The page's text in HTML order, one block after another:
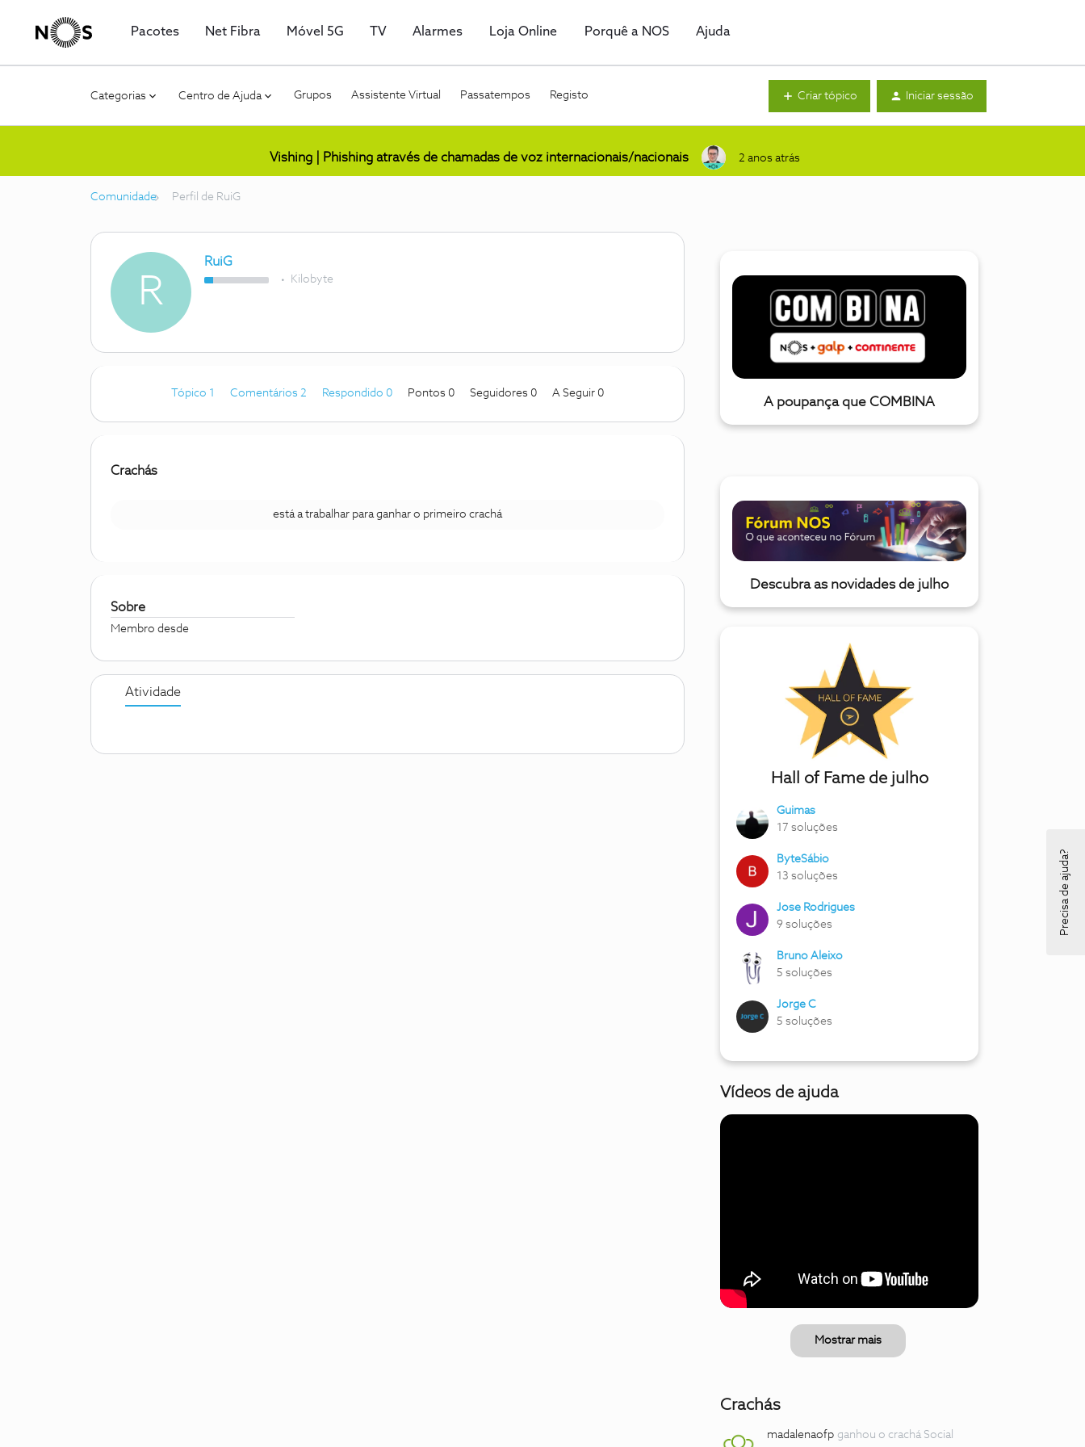
Pacotes Net Fibra Móvel 5G TV Alarmes Loja Online Porquê a NOS Ajuda
Categorias Centro de Ajuda Grupos Assistente Virtual Passatempos Registo Criar tópico Iniciar sessão
Vishing | Phishing através de chamadas de voz internacionais/nacionais 2 anos atrás
Comunidade Perfil de RuiG
R
RuiG
Kilobyte
Tópico 1 Comentários 2 Respondido 0 Pontos 0 Seguidores 0 A Seguir 0
Crachás
está a trabalhar para ganhar o primeiro crachá
Sobre
Membro desde
Atividade
A poupança que COMBINA
Descubra as novidades de julho
Hall of Fame de julho
Guimas
17 soluções
ByteSábio
13 soluções
Jose Rodrigues
9 soluções
Bruno Aleixo
5 soluções
Jorge C
5 soluções
Vídeos de ajuda
Mostrar mais
Crachás
madalenaofp ganhou o crachá Social
Precisa de ajuda?